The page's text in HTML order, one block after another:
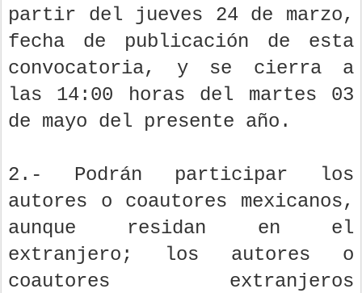
partir del jueves 24 de marzo,
fecha de publicación de esta
convocatoria, y se cierra a
las 14:00 horas del martes 03
de mayo del presente año.
2.- Podrán participar los
autores o coautores mexicanos,
aunque residan en el
extranjero; los autores o
coautores extranjeros